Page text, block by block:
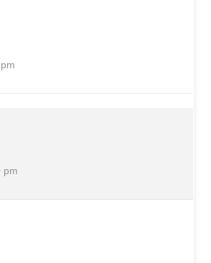
pm